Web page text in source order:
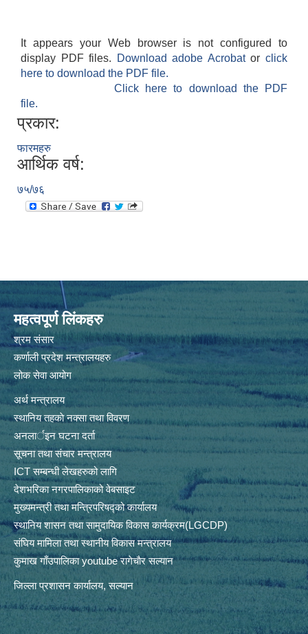
It appears your Web browser is not configured to
display PDF files.
Download adobe Acrobatorclick
here to download the PDF file.
Click here to download the PDF
file.
प्रकार:
फारमहरु
आर्थिक वर्ष:
७५/७६
महत्वपूर्ण लिंकहरु
श्रम संसार
कर्णाली प्रदेश मन्त्रालयहरु
लोक सेवा आयोग
अर्थ मन्त्रालय
स्थानिय तहकाे नक्सा तथा विवरण
अनलार्इन घटना दर्ता
सूचना तथा संचार मन्त्रालय
ICT सम्बन्धी लेखहरुको लागि
देशभरिका नगरपालिकाको वेबसाइट
मुख्यमन्त्री तथा मन्त्रिपरिषद्को कार्यालय
स्थानिय शासन तथा सामुदायिक विकास कार्यक्रम(LGCDP)
संघिय मामिला तथा स्थानीय विकास मन्त्रालय
कुमाख गाँउपालिका youtube रागेचाैर सल्यान
जिल्ला प्रशासन कार्यालय, सल्यान